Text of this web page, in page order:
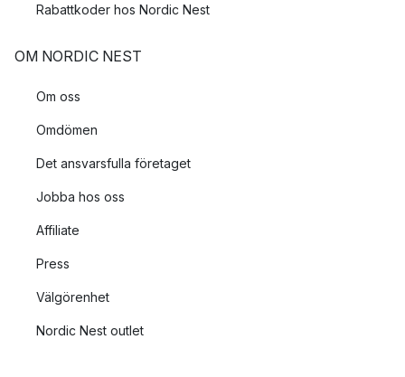
Rabattkoder hos Nordic Nest
OM NORDIC NEST
Om oss
Omdömen
Det ansvarsfulla företaget
Jobba hos oss
Affiliate
Press
Välgörenhet
Nordic Nest outlet